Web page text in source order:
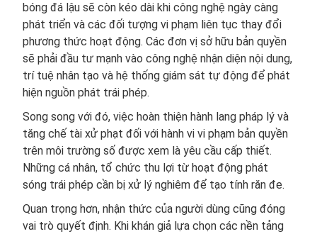
bóng đá lậu sẽ còn kéo dài khi công nghệ ngày càng
phát triển và các đối tượng vi phạm liên tục thay đổi
phương thức hoạt động. Các đơn vị sở hữu bản quyền
sẽ phải đầu tư mạnh vào công nghệ nhận diện nội dung,
trí tuệ nhân tạo và hệ thống giám sát tự động để phát
hiện nguồn phát trái phép.
Song song với đó, việc hoàn thiện hành lang pháp lý và
tăng chế tài xử phạt đối với hành vi vi phạm bản quyền
trên môi trường số được xem là yêu cầu cấp thiết.
Những cá nhân, tổ chức thu lợi từ hoạt động phát
sóng trái phép cần bị xử lý nghiêm để tạo tính răn đe.
Quan trọng hơn, nhận thức của người dùng cũng đóng
vai trò quyết định. Khi khán giả lựa chọn các nền tảng